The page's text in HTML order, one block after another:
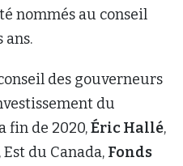
nommés au conseil
des gouverneurs
du
fin de 2020,Éric Hallé,
du Canada, Fonds